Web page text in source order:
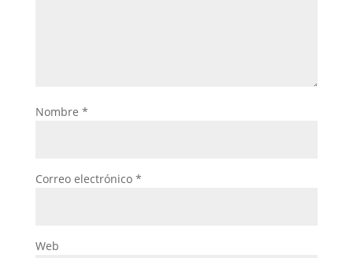
Nombre *
Correo electrónico *
Web